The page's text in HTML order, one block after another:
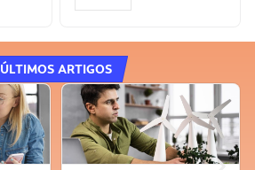
ÚLTIMOS ARTIGOS